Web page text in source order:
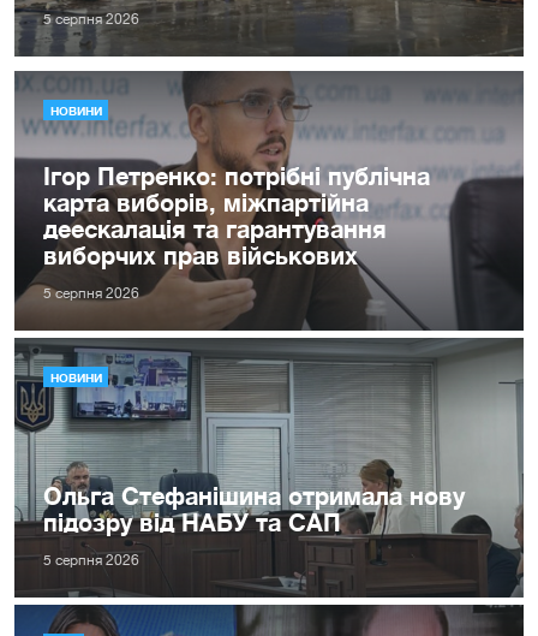
5 серпня 2026
НОВИНИ
Ігор Петренко: потрібні публічна
карта виборів, міжпартійна
деескалація та гарантування
виборчих прав військових
5 серпня 2026
НОВИНИ
Ольга Стефанішина отримала нову
підозру від НАБУ та САП
5 серпня 2026